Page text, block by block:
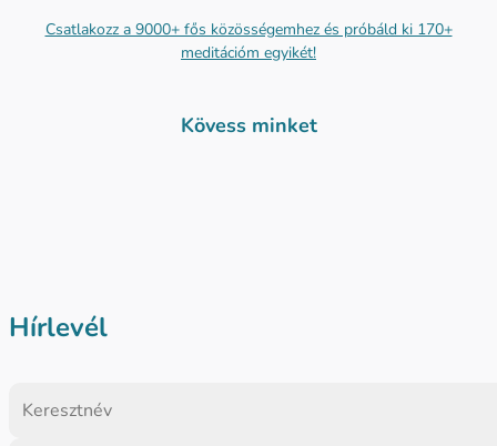
Csatlakozz a 9000+ fős közösségemhez és próbáld ki 170+
meditációm egyikét!
Kövess minket
Hírlevél